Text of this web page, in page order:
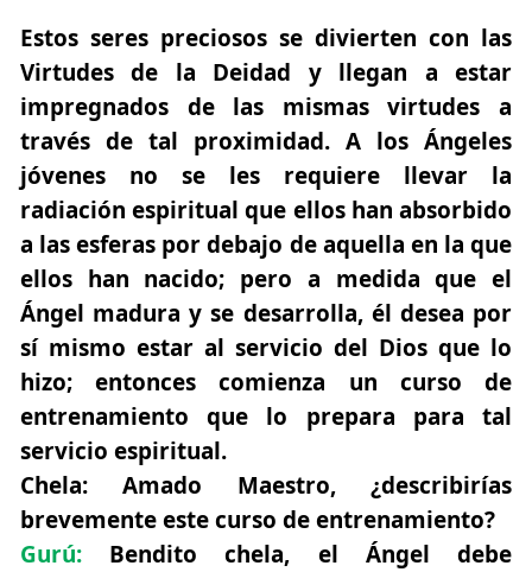
Estos seres preciosos se divierten con las
Virtudes de la Deidad y llegan a estar
impregnados de las mismas virtudes a
través de tal proximidad. A los Ángeles
jóvenes no se les requiere llevar la
radiación espiritual que ellos han absorbido
a las esferas por debajo de aquella en la que
ellos han nacido; pero a medida que el
Ángel madura y se desarrolla, él desea por
sí mismo estar al servicio del Dios que lo
hizo; entonces comienza un curso de
entrenamiento que lo prepara para tal
servicio espiritual.
Chela: Amado Maestro, ¿describirías
brevemente este curso de entrenamiento?
Gurú: Bendito chela, el Ángel debe